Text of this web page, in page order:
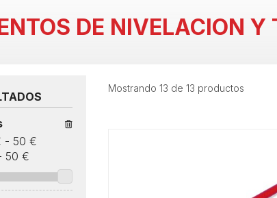
DE NIVELACION Y
Mostrando 13 de 13 productos
- 50 €
50 €